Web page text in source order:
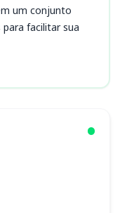
um conjunto
facilitar sua